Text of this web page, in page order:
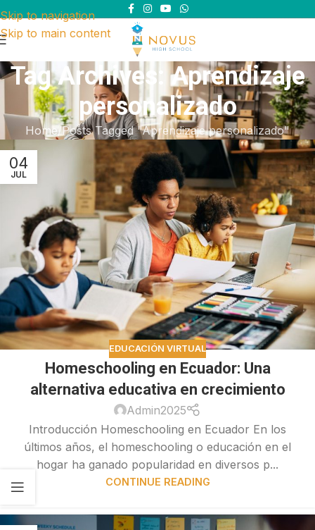
Skip to navigation
Skip to main content
Tag Archives: Aprendizaje
personalizado
Home Posts Tagged "Aprendizaje personalizado"
04
JUL
EDUCACIÓN VIRTUAL
Homeschooling en Ecuador: Una
alternativa educativa en crecimiento
Admin2025
Introducción Homeschooling en Ecuador En los
últimos años, el homeschooling o educación en el
hogar ha ganado popularidad en diversos p...
CONTINUE READING